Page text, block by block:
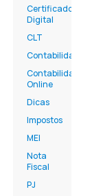
Certificado
Digital
CLT
Contabilidade
Contabilidade
Online
Dicas
Impostos
MEI
Nota
Fiscal
PJ